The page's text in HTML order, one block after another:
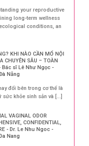
your reproductive
long-term wellness
conditions, an
KHI NÀO CẦN MỔ NỘI
CHUYÊN SÂU – TOÀN
Bác sĩ Lê Như Ngọc -
Nẵng
đổi bên trong cơ thể là
khỏe sinh sản và [...]
VAGINAL ODOR
CONFIDENTIAL,
- Dr. Le Nhu Ngoc -
Nang